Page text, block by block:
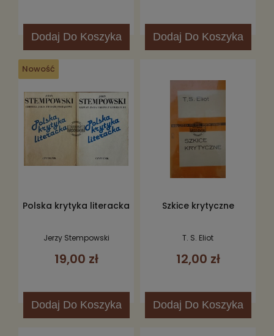
Dodaj Do Koszyka Dodaj Do Koszyka
Polska krytyka literacka
Jerzy Stempowski
19,00 zł
Dodaj Do Koszyka
Nowość
Szkice krytyczne
T. S. Eliot
12,00 zł
Dodaj Do Koszyka